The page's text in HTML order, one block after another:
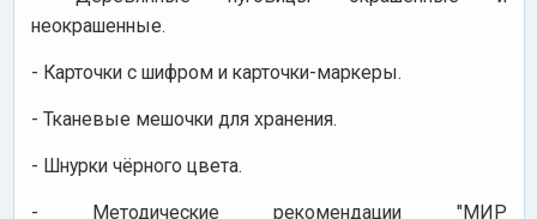
неокрашенные.
- Карточки с шифром и карточки-маркеры.
- Тканевые мешочки для хранения.
- Шнурки чёрного цвета.
- Методические рекомендации "МИР